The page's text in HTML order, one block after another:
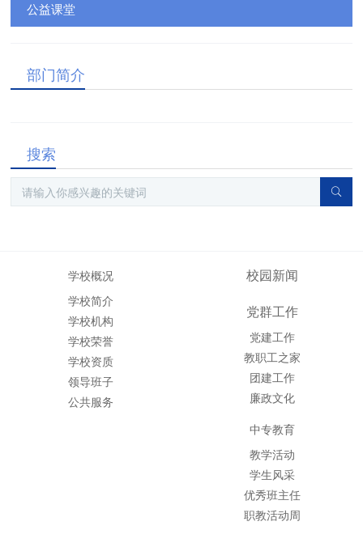
公益课堂
部门简介
搜索
学校概况
学校简介
学校机构
学校荣誉
学校资质
领导班子
公共服务
校园新闻
党群工作
党建工作
教职工之家
团建工作
廉政文化
中专教育
教学活动
学生风采
优秀班主任
职教活动周